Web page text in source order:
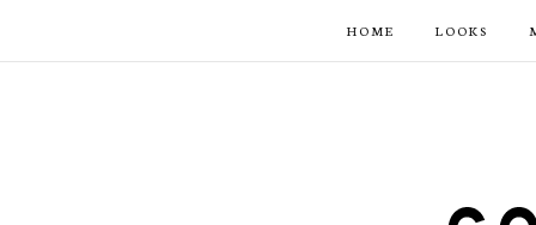
HOME LOOKS